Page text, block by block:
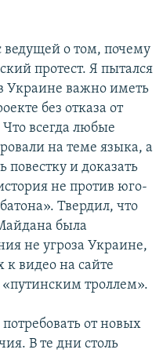
ведущей о том, почему
протест. Я пытался
Украине важно иметь
без отказа от
всегда любые
на теме языка, а
и доказать
не против юго-
Твердил, что
была
не угроза Украине,
к видео на сайте
троллем».
от новых
В те дни столь